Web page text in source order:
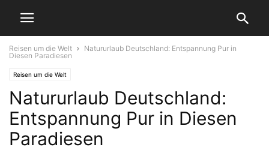
Reisen um die Welt
Natururlaub Deutschland: Entspannung Pur in
Diesen Paradiesen
Reisen um die Welt
Natururlaub Deutschland:
Entspannung Pur in Diesen
Paradiesen